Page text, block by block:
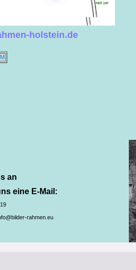
holstein.de
an
eine E-Mail:
rahmen.eu